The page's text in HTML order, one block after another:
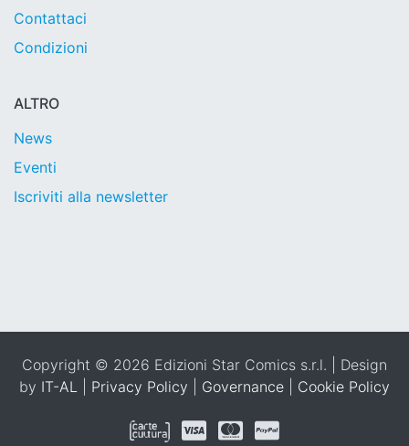
Contattaci
Condizioni
ALTRO
News
Eventi
Iscriviti alla newsletter
Copyright © 2026 Edizioni Star Comics s.r.l. | Design
by IT-AL Privacy Policy Governance Cookie Policy